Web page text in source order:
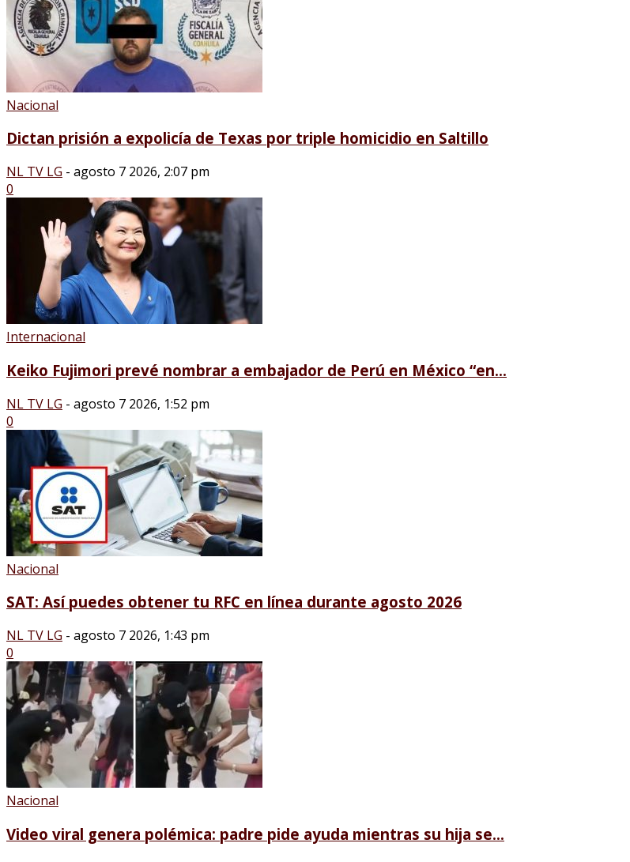
Nacional
Dictan prisión a expolicía de Texas por triple homicidio en Saltillo
NL TV LG - agosto 7 2026, 2:07 pm
0
Internacional
Keiko Fujimori prevé nombrar a embajador de Perú en México “en...
NL TV LG - agosto 7 2026, 1:52 pm
0
Nacional
SAT: Así puedes obtener tu RFC en línea durante agosto 2026
NL TV LG - agosto 7 2026, 1:43 pm
0
Nacional
Video viral genera polémica: padre pide ayuda mientras su hija se...